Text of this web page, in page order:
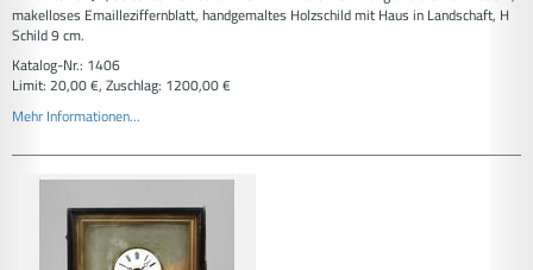
makelloses Emailleziffernblatt, handgemaltes Holzschild mit Haus in Landschaft, H
Schild 9 cm.
Katalog-Nr.: 1406
Limit: 20,00 €, Zuschlag: 1200,00 €
Mehr Informationen...